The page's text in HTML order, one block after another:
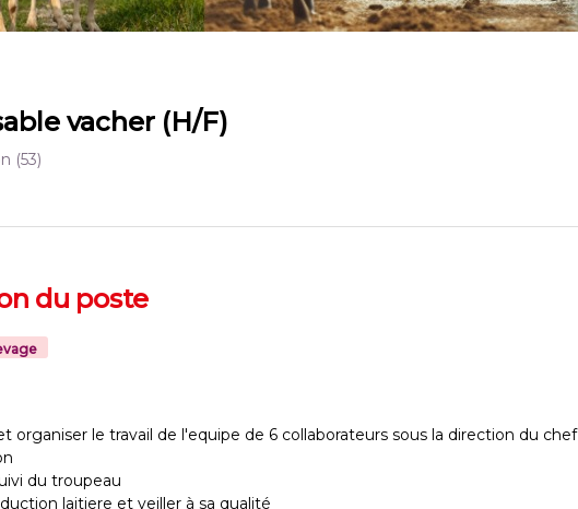
vacher (H/F)
(53)
du poste
organiser le travail de l'equipe de 6 collaborateurs sous la direction du chef
du troupeau
laitiere et veiller à sa qualité